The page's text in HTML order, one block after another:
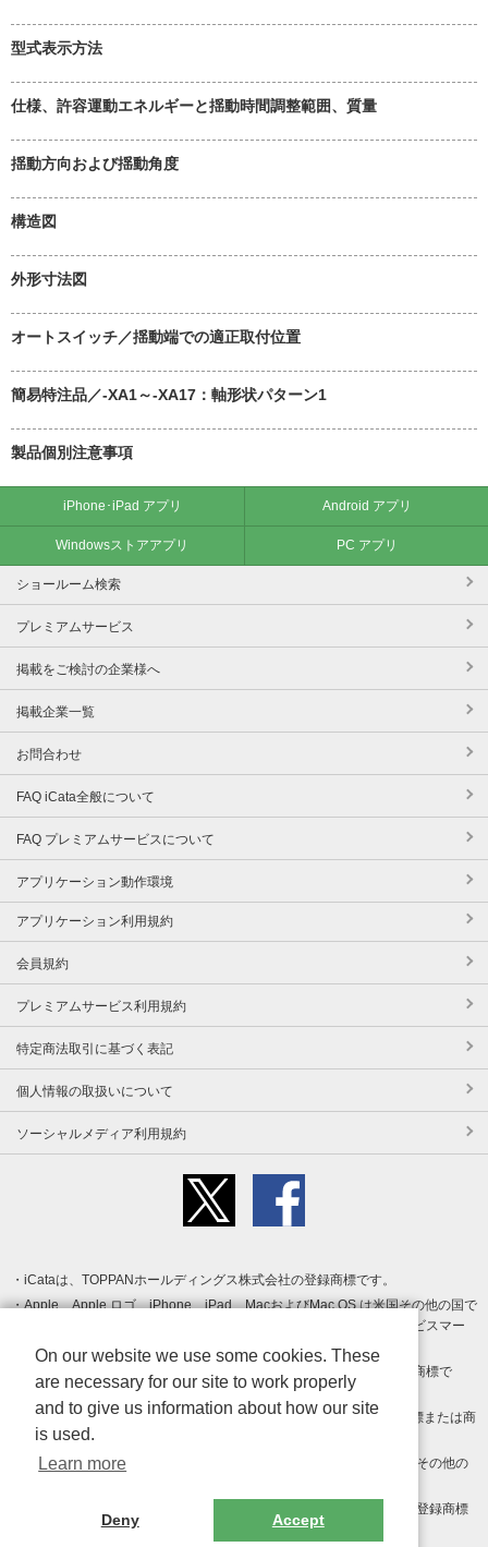
型式表示方法
仕様、許容運動エネルギーと揺動時間調整範囲、質量
揺動方向および揺動角度
構造図
外形寸法図
オートスイッチ／揺動端での適正取付位置
簡易特注品／-XA1～-XA17：軸形状パターン1
製品個別注意事項
iPhone･iPad アプリ Android アプリ
Windowsストアアプリ PC アプリ
ショールーム検索
プレミアムサービス
掲載をご検討の企業様へ
掲載企業一覧
お問合わせ
FAQ iCata全般について
FAQ プレミアムサービスについて
アプリケーション動作環境
アプリケーション利用規約
会員規約
プレミアムサービス利用規約
特定商法取引に基づく表記
個人情報の取扱いについて
ソーシャルメディア利用規約
iCataは、TOPPANホールディングス株式会社の登録商標です。
Apple、Apple ロゴ、iPhone、iPad、MacおよびMac OS は米国その他の国で
登録された Apple Inc. の商標です。App Store は Apple Inc. のサービスマー
クです。
Android、Google Play および Google Play ロゴ は Google LLC の商標で
す。
Windows は Microsoft Inc.の米国およびその他の国における登録商標または商
標です。
Adobe、Adobe Reader、Adobe PDF は、Adobe Inc.の米国およびその他の
その他、記載されている会社名、商品名、ロゴは各社の商標または登録商標
On our website we use some cookies. These
are necessary for our site to work properly
and to give us information about how our site
is used.
Learn more
Deny Accept